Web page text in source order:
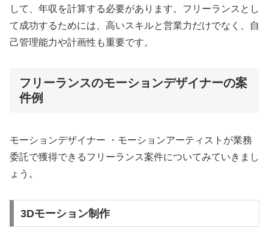
して、年収を計算する必要があります。フリーランスとし
て成功するためには、高いスキルと営業力だけでなく、自
己管理能力や計画性も重要です。
フリーランスのモーションデザイナーの案
件例
モーションデザイナー ・モーションアーティストが業務
委託で獲得できるフリーランス案件についてみていきまし
ょう。
3Dモーション制作